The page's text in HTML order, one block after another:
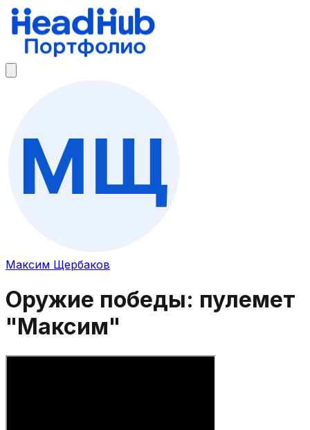
Максим Щербаков
Оружие победы: пулемет
"Максим"